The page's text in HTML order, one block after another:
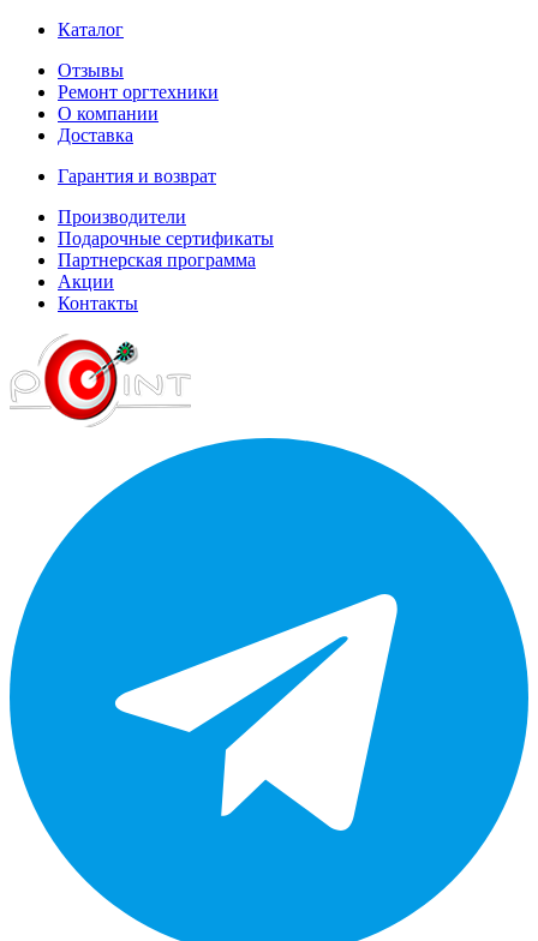
Каталог
Отзывы
Ремонт оргтехники
О компании
Доставка
Гарантия и возврат
Производители
Подарочные сертификаты
Партнерская программа
Акции
Контакты